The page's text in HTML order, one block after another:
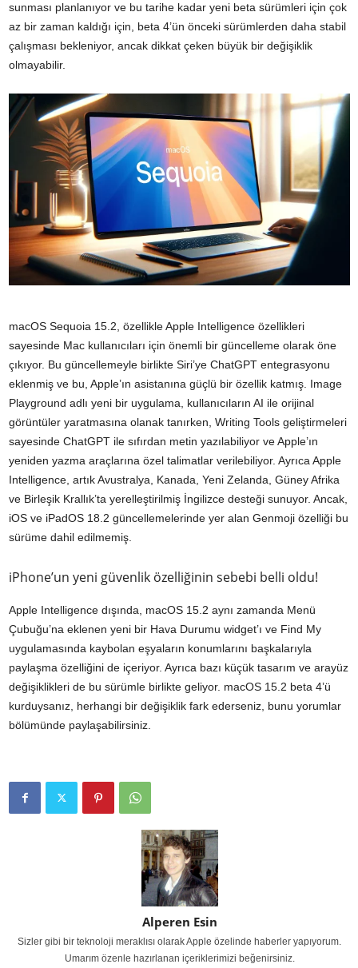
sunması planlanıyor ve bu tarihe kadar yeni beta sürümleri için çok
az bir zaman kaldığı için, beta 4’ün önceki sürümlerden daha stabil
çalışması bekleniyor, ancak dikkat çeken büyük bir değişiklik
olmayabilir.
macOS Sequoia 15.2, özellikle Apple Intelligence özellikleri
sayesinde Mac kullanıcıları için önemli bir güncelleme olarak öne
çıkıyor. Bu güncellemeyle birlikte Siri’ye ChatGPT entegrasyonu
eklenmiş ve bu, Apple’ın asistanına güçlü bir özellik katmış. Image
Playground adlı yeni bir uygulama, kullanıcıların AI ile orijinal
görüntüler yaratmasına olanak tanırken, Writing Tools geliştirmeleri
sayesinde ChatGPT ile sıfırdan metin yazılabiliyor ve Apple’ın
yeniden yazma araçlarına özel talimatlar verilebiliyor. Ayrıca Apple
Intelligence, artık Avustralya, Kanada, Yeni Zelanda, Güney Afrika
ve Birleşik Krallık’ta yerelleştirilmiş İngilizce desteği sunuyor. Ancak,
iOS ve iPadOS 18.2 güncellemelerinde yer alan Genmoji özelliği bu
sürüme dahil edilmemiş.
iPhone’un yeni güvenlik özelliğinin sebebi belli oldu!
Apple Intelligence dışında, macOS 15.2 aynı zamanda Menü
Çubuğu’na eklenen yeni bir Hava Durumu widget’ı ve Find My
uygulamasında kaybolan eşyaların konumlarını başkalarıyla
paylaşma özelliğini de içeriyor. Ayrıca bazı küçük tasarım ve arayüz
değişiklikleri de bu sürümle birlikte geliyor. macOS 15.2 beta 4’ü
kurduysanız, herhangi bir değişiklik fark ederseniz, bunu yorumlar
bölümünde paylaşabilirsiniz.
Alperen Esin
Sizler gibi bir teknoloji meraklısı olarak Apple özelinde haberler yapıyorum.
Umarım özenle hazırlanan içeriklerimizi beğenirsiniz.